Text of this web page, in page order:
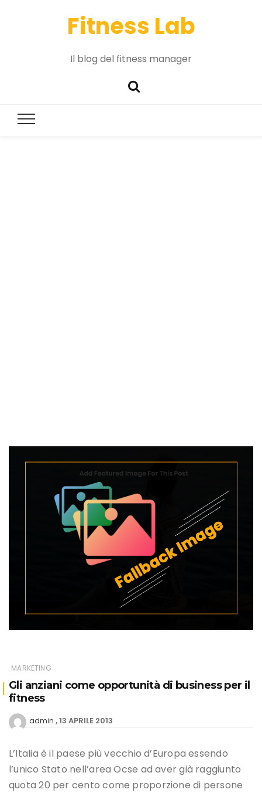
Fitness Lab
Il blog del fitness manager
MARKETING
Gli anziani come opportunità di business per il
fitness
admin 13 APRILE 2013
L’Italia è il paese più vecchio d’Europa essendo
l’unico Stato nell’area Ocse ad aver già raggiunto
quota 20 per cento come proporzione di persone